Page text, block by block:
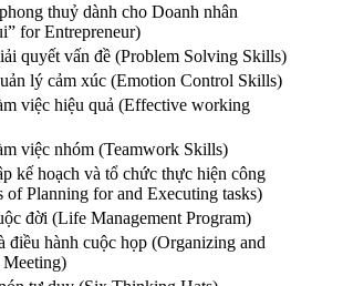
thuỷ dành cho Doanh nhân
for Entrepreneur)
quyết vấn đề (Problem Solving Skills)
lý cảm xúc (Emotion Control Skills)
việc hiệu quả (Effective working
việc nhóm (Teamwork Skills)
kế hoạch và tổ chức thực hiện công
of Planning for and Executing tasks)
đời (Life Management Program)
điều hành cuộc họp (Organizing and